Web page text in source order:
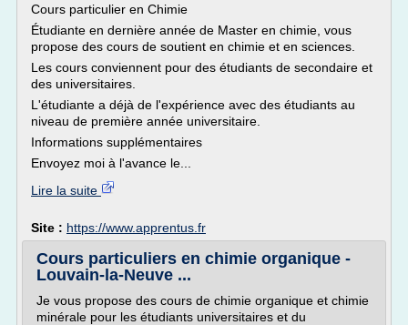
Cours particulier en Chimie
Étudiante en dernière année de Master en chimie, vous
propose des cours de soutient en chimie et en sciences.
Les cours conviennent pour des étudiants de secondaire et
des universitaires.
L'étudiante a déjà de l'expérience avec des étudiants au
niveau de première année universitaire.
Informations supplémentaires
Envoyez moi à l'avance le...
Lire la suite
Site : https://www.apprentus.fr
Cours particuliers en chimie organique -
Louvain-la-Neuve ...
Je vous propose des cours de chimie organique et chimie
minérale pour les étudiants universitaires et du